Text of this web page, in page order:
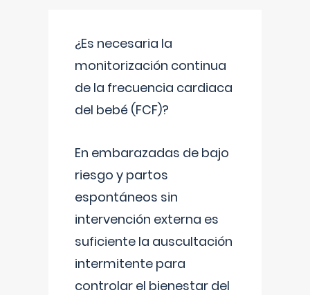
¿Es necesaria la
monitorización continua
de la frecuencia cardiaca
del bebé (FCF)?
En embarazadas de bajo
riesgo y partos
espontáneos sin
intervención externa es
suficiente la auscultación
intermitente para
controlar el bienestar del